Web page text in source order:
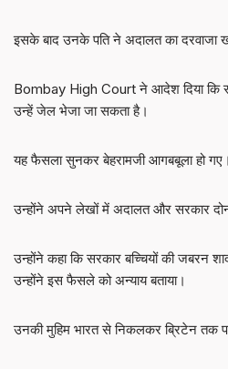
इसके बाद उनके पति ने अदालत का दरवाजा
Bombay High Court ने आदेश दिया कि
उन्हें जेल भेजा जा सकता है।
यह फैसला सुनकर बेहरामजी आगबबूला हो गए।
उन्होंने अपने लेखों में अदालत और सरकार
उन्होंने कहा कि सरकार बच्चियों की जबरन
उन्होंने इस फैसले को अन्याय बताया।
उनकी मुहिम भारत से निकलकर ब्रिटेन तक